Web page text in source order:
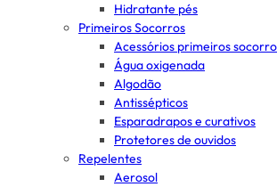
Hidratante pés
Primeiros Socorros
Acessórios primeiros
Água oxigenada
Algodão
Antissépticos
Esparadrapos e curativos
Protetores de ouvidos
Repelentes
Aerosol